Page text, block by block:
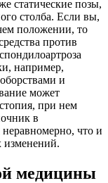
статические позы,
столба. Если вы,
положении, то
против
например,
и
может
при нем
в
что и
изменений.
медицины